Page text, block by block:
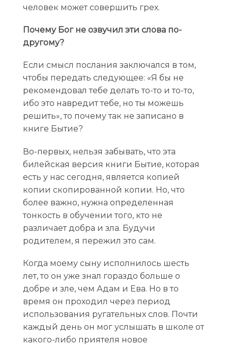
человек может совершить грех.
Почему Бог не озвучил эти слова по-
другому?
Если смысл послания заключался в том,
чтобы передать следующее: «Я бы не
рекомендовал тебе делать то-то и то-то,
ибо это навредит тебе, но ты можешь
решить», то почему так не записано в
книге Бытие?
Во-первых, нельзя забывать, что эта
билейская версия книги Бытие, которая
есть у нас сегодня, является копией
копии скопированной копии. Но, что
более важно, нужна определенная
тонкость в обучении того, кто не
различает добра и зла. Будучи
родителем, я пережил это сам.
Когда моему сыну исполнилось шесть
лет, то он уже знал гораздо больше о
добре и зле, чем Адам и Ева. Но в то
время он проходил через период
использования ругательных слов. Почти
каждый день он мог услышать в школе от
какого-либо приятеля новое